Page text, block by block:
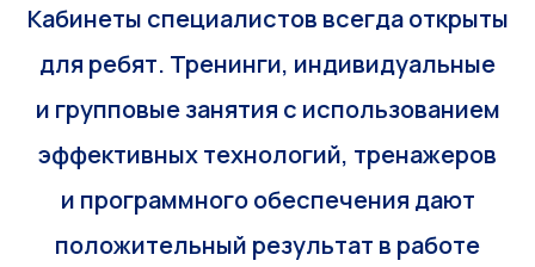
Кабинеты специалистов всегда открыты
для ребят. Тренинги, индивидуальные
и групповые занятия с использованием
эффективных технологий, тренажеров
и программного обеспечения дают
положительный результат в работе